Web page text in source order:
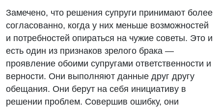
Замечено, что решения супруги принимают более
согласованно, когда у них меньше возможностей
и потребностей опираться на чужие советы. Это и
есть один из признаков зрелого брака —
проявление обоими супругами ответственности и
верности. Они выполняют данные друг другу
обещания. Они берут на себя инициативу в
решении проблем. Совершив ошибку, они